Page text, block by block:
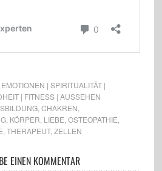
EMOTIONEN | SPIRITUALITÄT |
| FITNESS | AUSSEHEN
, CHAKREN
, KÖRPER LIEBE OSTEOPATHIE
THERAPEUT, ZELLEN
EINEN KOMMENTAR